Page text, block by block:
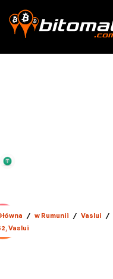
/ w Rumunii / Vaslui /
Vaslui